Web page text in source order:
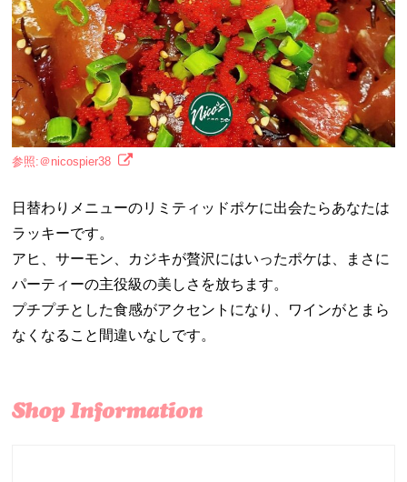
参照:＠nicospier38
日替わりメニューのリミティッドポケに出会たらあなたは
ラッキーです。
アヒ、サーモン、カジキが贅沢にはいったポケは、まさに
パーティーの主役級の美しさを放ちます。
プチプチとした食感がアクセントになり、ワインがとまら
なくなること間違いなしです。